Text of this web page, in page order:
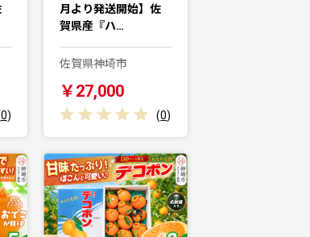
0)
月より発送開始】佐
賀県産『ハ…
佐賀県神埼市
￥27,000
(0)